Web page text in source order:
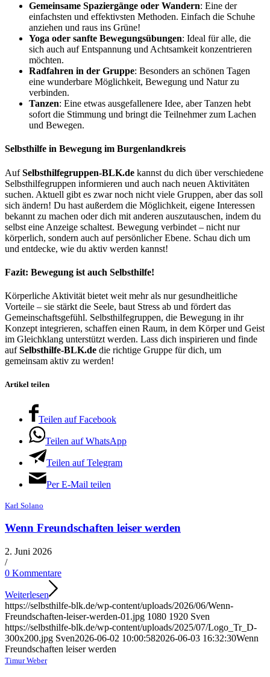
Gemeinsame Spaziergänge oder Wandern: Eine der
einfachsten und effektivsten Methoden. Einfach die Schuhe
anziehen und raus ins Grüne!
Yoga oder sanfte Bewegungsübungen: Ideal für alle, die
sich auch auf Entspannung und Achtsamkeit konzentrieren
möchten.
Radfahren in der Gruppe: Besonders an schönen Tagen
eine wunderbare Möglichkeit, Bewegung und Natur zu
verbinden.
Tanzen: Eine etwas ausgefallenere Idee, aber Tanzen hebt
sofort die Stimmung und bringt die Teilnehmer zum Lachen
und Bewegen.
Selbsthilfe in Bewegung im Burgenlandkreis
AufSelbsthilfegruppen-BLK.de kannst du dich über verschiedene
Selbsthilfegruppen informieren und auch nach neuen Aktivitäten
suchen. Aktuell gibt es zwar noch nicht viele Gruppen, aber das soll
sich ändern! Du hast außerdem die Möglichkeit, eigene Interessen
bekannt zu machen oder dich mit anderen auszutauschen, indem du
selbst eine Anzeige schaltest. Bewegung verbindet – nicht nur
körperlich, sondern auch auf persönlicher Ebene. Schau dich um
und entdecke, wie du aktiv werden kannst!
Fazit: Bewegung ist auch Selbsthilfe!
Körperliche Aktivität bietet weit mehr als nur gesundheitliche
Vorteile – sie stärkt die Seele, baut Stress ab und fördert das
Gemeinschaftsgefühl. Selbsthilfegruppen, die Bewegung in ihr
Konzept integrieren, schaffen einen Raum, in dem Körper und Geist
im Gleichklang unterstützt werden. Lass dich inspirieren und finde
aufSelbsthilfe-BLK.de die richtige Gruppe für dich, um
gemeinsam aktiv zu werden!
Artikel teilen
Teilen auf Facebook
Teilen auf WhatsApp
Teilen auf Telegram
Per E-Mail teilen
Karl Solano
Wenn Freundschaften leiser werden
2. Juni 2026
/
0 Kommentare
Weiterlesen
https://selbsthilfe-blk.de/wp-content/uploads/2026/06/Wenn-
Freundschaften-leiser-werden-01.jpg 1080 1920 Sven
https://selbsthilfe-blk.de/wp-content/uploads/2025/07/Logo_Tr_D-
300x200.jpg Sven2026-06-02 10:00:582026-06-03 16:32:30Wenn
Freundschaften leiser werden
Timur Weber